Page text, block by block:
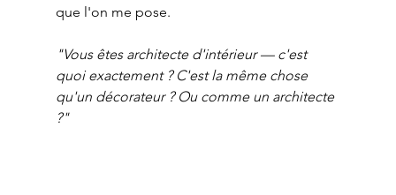
que l'on me pose.
"Vous êtes architecte d'intérieur — c'est
quoi exactement ? C'est la même chose
qu'un décorateur ? Ou comme un architecte
?"